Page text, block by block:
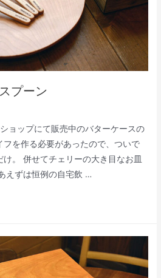
プーン
ョップにて販売中のバターケースの
を作る必要があったので、ついで
。 併せてチェリーの大き目なお皿
えずは恒例の自宅飲 …